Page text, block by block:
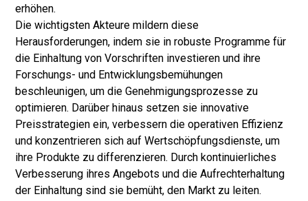
erhöhen.
Die wichtigsten Akteure mildern diese
Herausforderungen, indem sie in robuste Programme für
die Einhaltung von Vorschriften investieren und ihre
Forschungs- und Entwicklungsbemühungen
beschleunigen, um die Genehmigungsprozesse zu
optimieren. Darüber hinaus setzen sie innovative
Preisstrategien ein, verbessern die operativen Effizienz
und konzentrieren sich auf Wertschöpfungsdienste, um
ihre Produkte zu differenzieren. Durch kontinuierliches
Verbesserung ihres Angebots und die Aufrechterhaltung
der Einhaltung sind sie bemüht, den Markt zu leiten.